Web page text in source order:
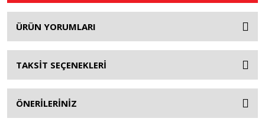
ÜRÜN YORUMLARI
TAKSİT SEÇENEKLERİ
ÖNERİLERİNİZ